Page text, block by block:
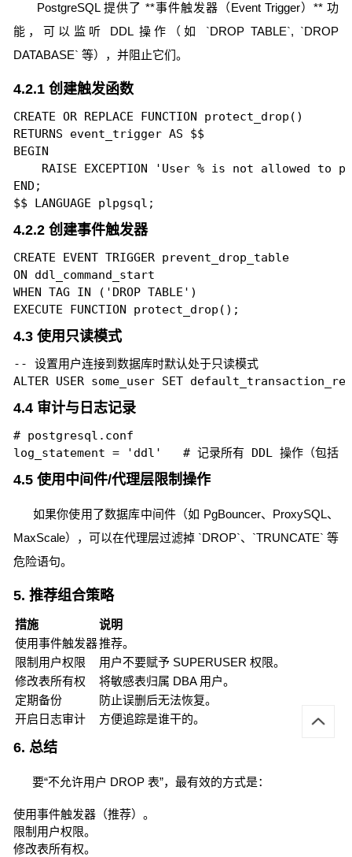
PostgreSQL 提供了 **事件触发器（Event Trigger）** 功
能，可以监听 DDL 操作（如 `DROP TABLE`, `DROP
DATABASE` 等），并阻止它们。
4.2.1 创建触发函数
CREATE OR REPLACE FUNCTION protect_drop()
RETURNS event_trigger AS $$
BEGIN
RAISE EXCEPTION 'User % is not allowed to
END;
4.2.2 创建事件触发器
CREATE EVENT TRIGGER prevent_drop_table
ON ddl_command_start
WHEN TAG IN ('DROP TABLE')
4.3 使用只读模式
-- 设置用户连接到数据库时默认处于只读模式
4.4 审计与日志记录
# postgresql.conf
4.5 使用中间件/代理层限制操作
如果你使用了数据库中间件（如 PgBouncer、ProxySQL、
MaxScale），可以在代理层过滤掉 `DROP`、`TRUNCATE` 等
危险语句。
5. 推荐组合策略
措施
说明
使用事件触发器推荐。
限制用户权限
用户不要赋予 SUPERUSER 权限。
修改表所有权
将敏感表归属 DBA 用户。
定期备份
防止误删后无法恢复。
开启日志审计
方便追踪是谁干的。
6. 总结
要“不允许用户 DROP 表”，最有效的方式是：
使用事件触发器（推荐）。
限制用户权限。
修改表所有权。